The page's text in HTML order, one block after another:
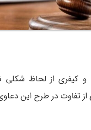
کیفری از لحاظ شکلی
از تفاوت در طرح این